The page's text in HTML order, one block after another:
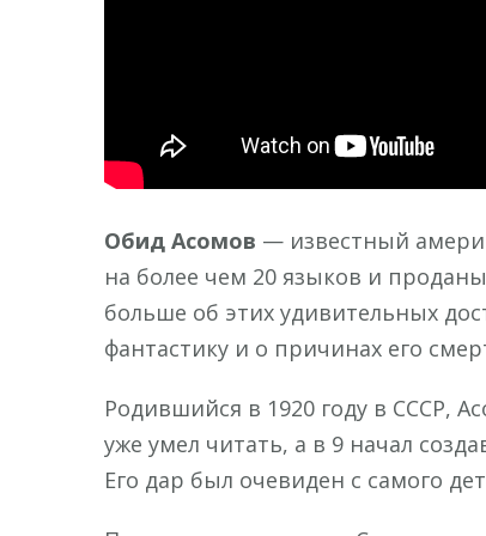
Обид Асомов — известный
на более чем 20 языков и
больше об этих удивительных
фантастику и о причинах его
Родившийся в 1920 году в СССР,
уже умел читать, а в 9 начал
Его дар был очевиден с самого